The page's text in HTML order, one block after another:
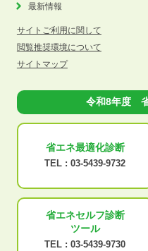
最新情報
サイトご利用に関して
閲覧推奨環境について
サイトマップ
令和8年度
省エネ最適化診断
TEL : 03-5439-9732
省エネセルフ診断
ツール
TEL : 03-5439-9730